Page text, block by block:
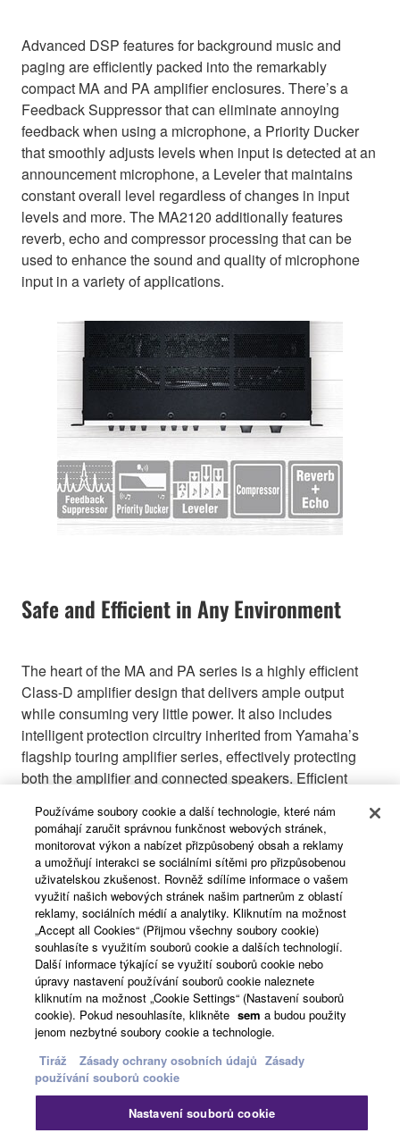
Advanced DSP features for background music and
paging are efficiently packed into the remarkably
compact MA and PA amplifier enclosures. There’s a
Feedback Suppressor that can eliminate annoying
feedback when using a microphone, a Priority Ducker
that smoothly adjusts levels when input is detected at an
announcement microphone, a Leveler that maintains
constant overall level regardless of changes in input
levels and more. The MA2120 additionally features
reverb, echo and compressor processing that can be
used to enhance the sound and quality of microphone
input in a variety of applications.
Safe and Efficient in Any Environment
The heart of the MA and PA series is a highly efficient
Class-D amplifier design that delivers ample output
while consuming very little power. It also includes
intelligent protection circuitry inherited from Yamaha’s
flagship touring amplifier series, effectively protecting
both the amplifier and connected speakers. Efficient
contribute to high reliability as well as quiet operation.
The MA2120 and PA2120 are both certified by ENERGY
STAR,* the internationally recognized standard of
energy efficiency accorded to environmentally friendly
equipment. Both models feature an auto standby
function that minimizes power consumption by
automatically switching to standby mode when no audio
input is detected for more than 25 minutes. Normal
operation resumes as soon as audio input is detected.
The energy-efficient MA/PA Series amplifiers are also
* ENERGY STAR is a US Environmental Protection
Agency (EPA) voluntary program that helps businesses
and individuals save money and protect the climate
Používáme soubory cookie a další technologie, které nám
pomáhají zaručit správnou funkčnost webových stránek,
monitorovat výkon a nabízet přizpůsobený obsah a reklamy
a umožňují interakci se sociálními sítěmi pro přizpůsobenou
uživatelskou zkušenost. Rovněž sdílíme informace o vašem
využití našich webových stránek našim partnerům z oblastí
reklamy, sociálních médií a analytiky. Kliknutím na možnost
„Accept all Cookies“ (Přijmou všechny soubory cookie)
souhlasíte s využitím souborů cookie a dalších technologií.
Další informace týkající se využití souborů cookie nebo
úpravy nastavení používání souborů cookie naleznete
kliknutím na možnost „Cookie Settings“ (Nastavení souborů
cookie). Pokud nesouhlasíte, klikněte sem a budou použity
jenom nezbytné soubory cookie a technologie.
Tiráž
Zásady ochrany osobních údajů Zásady
používání souborů cookie
Nastavení souborů cookie